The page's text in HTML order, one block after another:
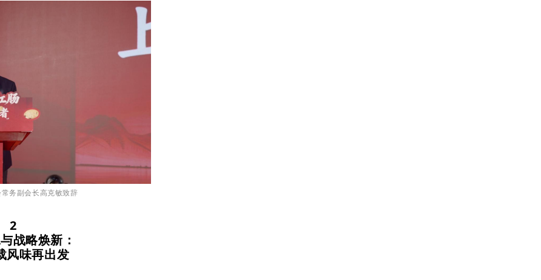
务副会长高克敏致辞
2
战略焕新：
风味再出发